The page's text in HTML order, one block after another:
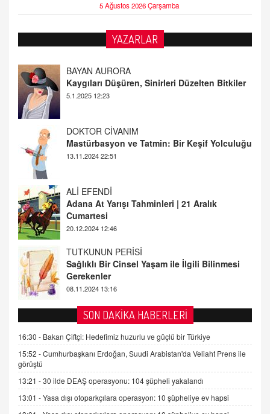
5 Ağustos 2026 Çarşamba
YAZARLAR
DOKTOR CİVANIM
Mastürbasyon ve Tatmin: Bir Keşif Yolculuğu
13.11.2024 22:51
ALİ EFENDİ
Adana At Yarışı Tahminleri | 21 Aralık
Cumartesi
TUTKUNUN PERİSİ
Sağlıklı Bir Cinsel Yaşam ile İlgili Bilinmesi
Gerekenler
08.11.2024 13:16
FARUK ÖNALAN
Tezkere Onaylanmasaydı…
2 Kasım 2021 Salı 00:11
AV. DOĞAN CAN DOĞAN
Kişisel verilerin korunması ve dijital hukukun
gelişimi
15.09.2025 16:17
SEHER EREK
Kış Ayları Geldi, Hangi Önlemler Alınmalı?
9.12.2025 10:11
SON DAKİKA HABERLERİ
16:30 - Bakan Çiftçi: Hedefimiz huzurlu ve güçlü bir Türkiye
15:52 -Cumhurbaşkanı Erdoğan, Suudi Arabistan'da Veliaht Prens ile
görüştü
13:21 -30 ilde DEAŞ operasyonu: 104 şüpheli yakalandı
13:01 -Yasa dışı otoparkçılara operasyon: 10 şüpheliye ev hapsi